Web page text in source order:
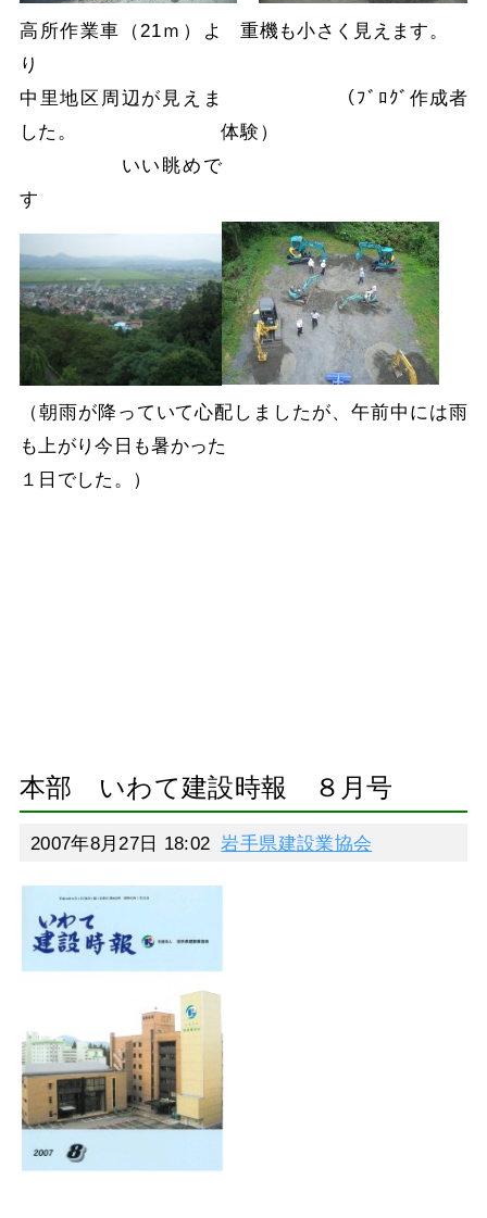
高所作業車（21ｍ）よ
り
中里地区周辺が見えま
した。
いい眺めで
す
重機も小さく見えます。
（ﾌﾞﾛｸﾞ作成者
体験）
（朝雨が降っていて心配しましたが、午前中には雨
も上がり今日も暑かった
１日でした。）
本部 いわて建設時報 ８月号
2007年8月27日 18:02 岩手県建設業協会